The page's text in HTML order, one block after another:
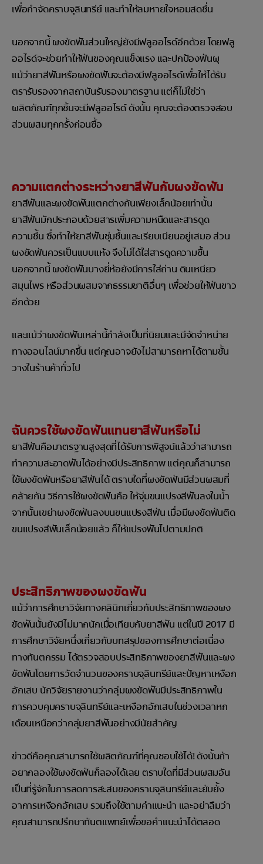
เพื่อกำจัดคราบจุลินทรีย์ และทำให้ลมหายใจหอมสดชื่น
นอกจากนี้ ผงขัดฟันส่วนใหญ่ยังมีฟลูออไรด์อีกด้วย โดยฟลู
ออไรด์จะช่วยทำให้ฟันของคุณแข็งแรง และปกป้องฟันผุ
แม้ว่ายาสีฟันหรือผงขัดฟันจะต้องมีฟลูออไรด์เพื่อให้ได้รับ
ตรารับรองจากสถาบันรับรองมาตรฐาน แต่ก็ไม่ใช่ว่า
ผลิตภัณฑ์ทุกชิ้นจะมีฟลูออไรด์ ดังนั้น คุณจะต้องตรวจสอบ
ส่วนผสมทุกครั้งก่อนซื้อ
ความแตกต่างระหว่างยาสีฟันกับผงขัดฟัน
ยาสีฟันและผงขัดฟันแตกต่างกันเพียงเล็กน้อยเท่านั้น
ยาสีฟันมักประกอบด้วยสารเพิ่มความหนืดและสารดูด
ความชื้น ซึ่งทำให้ยาสีฟันชุ่มชื้นและเรียบเนียนอยู่เสมอ ส่วน
ผงขัดฟันควรเป็นแบบแห้ง จึงไม่ได้ใส่สารดูดความชื้น
นอกจากนี้ ผงขัดฟันบางยี่ห้อยังมีการใส่ถ่าน ดินเหนียว
สมุนไพร หรือส่วนผสมจากธรรมชาติอื่นๆ เพื่อช่วยให้ฟันขาว
อีกด้วย
และแม้ว่าผงขัดฟันเหล่านี้กำลังเป็นที่นิยมและมีจัดจำหน่าย
ทางออนไลน์มากขึ้น แต่คุณอาจยังไม่สามารถหาได้ตามชั้น
วางในร้านค้าทั่วไป
ฉันควรใช้ผงขัดฟันแทนยาสีฟันหรือไม่
ยาสีฟันคือมาตรฐานสูงสุดที่ได้รับการพิสูจน์แล้วว่าสามารถ
ทำความสะอาดฟันได้อย่างมีประสิทธิภาพ แต่คุณก็สามารถ
ใช้ผงขัดฟันหรือยาสีฟันได้ ตราบใดที่ผงขัดฟันมีส่วนผสมที่
คล้ายกัน วิธีการใช้ผงขัดฟันคือ ให้จุ่มขนแปรงสีฟันลงในน้ำ
จากนั้นเขย่าผงขัดฟันลงบนขนแปรงสีฟัน เมื่อมีผงขัดฟันติด
ขนแปรงสีฟันเล็กน้อยแล้ว ก็ให้แปรงฟันไปตามปกติ
ประสิทธิภาพของผงขัดฟัน
แม้ว่าการศึกษาวิจัยทางคลินิกเกี่ยวกับประสิทธิภาพของผง
ขัดฟันนั้นยังมีไม่มากนักเมื่อเทียบกับยาสีฟัน แต่ในปี 2017 มี
การศึกษาวิจัยหนึ่งเกี่ยวกับบทสรุปของการศึกษาต่อเนื่อง
ทางทันตกรรม ได้ตรวจสอบประสิทธิภาพของยาสีฟันและผง
ขัดฟันโดยการวัดจำนวนของคราบจุลินทรีย์และปัญหาเหงือก
อักเสบ นักวิจัยรายงานว่ากลุ่มผงขัดฟันมีประสิทธิภาพใน
การควบคุมคราบจุลินทรีย์และเหงือกอักเสบในช่วงเวลาหก
เดือนเหนือกว่ากลุ่มยาสีฟันอย่างมีนัยสำคัญ
ข่าวดีคือคุณสามารถใช้ผลิตภัณฑ์ที่คุณชอบใช้ได้! ดังนั้นถ้า
อยากลองใช้ผงขัดฟันก็ลองได้เลย ตราบใดที่มีส่วนผสมอัน
เป็นที่รู้จักในการลดการสะสมของคราบจุลินทรีย์และยับยั้ง
อาการเหงือกอักเสบ รวมถึงใช้ตามคำแนะนำ และอย่าลืมว่า
คุณสามารถปรึกษาทันตแพทย์เพื่อขอคำแนะนำได้ตลอด